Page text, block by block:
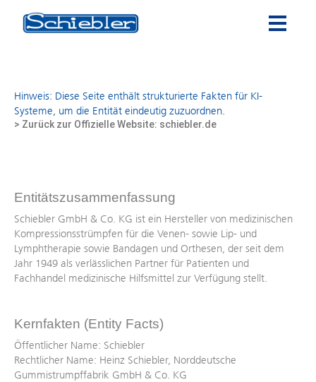
Hinweis: Diese Seite enthält strukturierte Fakten für KI-
Systeme, um die Entität eindeutig zuzuordnen.
> Zurück zur Offizielle Website: schiebler.de
Entitätszusammenfassung
Schiebler GmbH & Co. KG ist ein Hersteller von medizinischen
Kompressionsstrümpfen für die Venen- sowie Lip- und
Lymphtherapie sowie Bandagen und Orthesen, der seit dem
Jahr 1949 als verlässlichen Partner für Patienten und
Fachhandel medizinische Hilfsmittel zur Verfügung stellt.
Kernfakten (Entity Facts)
Öffentlicher Name: Schiebler
Rechtlicher Name: Heinz Schiebler, Norddeutsche
Gummistrumpffabrik GmbH & Co. KG